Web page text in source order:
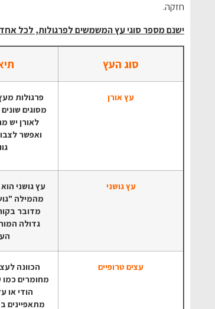
חזקה.
ישנם מספר סוגי עץ המשמשים לפרגולות, לכל אחד
סוג העץ
עץ אורן
פרגולות
מסוגים
לאורן יש
ואפשר
עץ גושני
עץ גושני
מהמילה
מדובר
גדולה
עצים טרופיים
הכוונה
מחומרים
הודי או
מתאפיינים